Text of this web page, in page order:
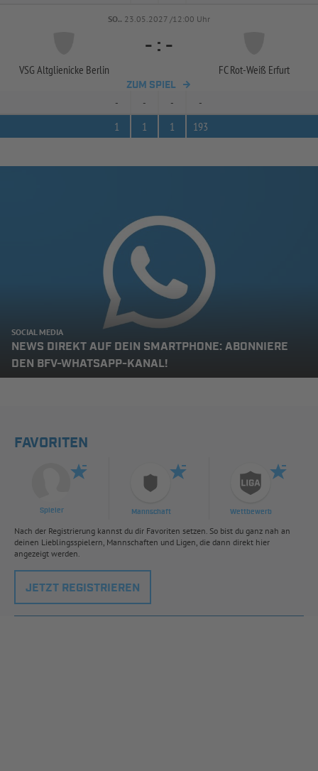
SO.. 23.05.2027 /12:00 Uhr
VSG Altglienicke Berlin
- : -
FC Rot-Weiß Erfurt
ZUM SPIEL
- - -
-
1
1 1 193
SOCIAL MEDIA
NEWS DIREKT AUF DEIN SMARTPHONE: ABONNIERE
DEN BFV-WHATSAPP-KANAL!
FAVORITEN
Spieler Mannschaft Wettbewerb
Nach der Registrierung kannst du dir Favoriten setzen. So bist du ganz nah an
deinen Lieblingsspielern, Mannschaften und Ligen, die dann direkt hier
angezeigt werden.
JETZT REGISTRIEREN